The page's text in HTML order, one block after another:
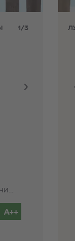
1/3
Новейшие фильтры и технологии очистки воздуха
A++A+++